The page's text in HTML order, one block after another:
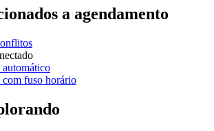
a agendamento
com fuso horário